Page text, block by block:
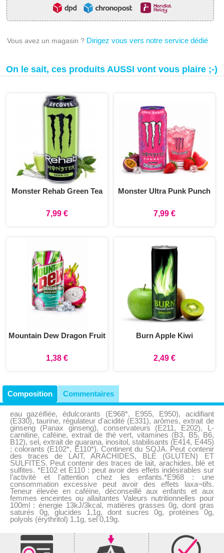
Vous avez un magasin ? Dirigez vous vers notre service dédié
On le sait, ces produits AUSSI vont vous plaire ;-)
Monster Rehab Green Tea
7,99 €
Monster Ultra Punk Punch
7,99 €
Mountain Dew Dragon Fruit
1,38 €
Burn Apple Kiwi
2,49 €
Composition Commentaires
eau gazéifiée, édulcorants (E968*, E955, E950), acidifiant
(E330), taurine, régulateur d'acidité (E331), arômes, extrait de
ginseng (Panax ginseng), conservateurs (E211, E202), L-
carnitine, caféine, extrait de thé vert, vitamines (B3, B5, B6,
B12), sel, extrait de guarana, inositol, stabilisants (E414, E445)
; colorants (E102*, E110*). Continent du SOJA. Peut contenir
des traces de LAIT, ARACHIDES, BLÉ (GLUTEN) ET
SULFITES. Peut contenir des traces de lait, arachides, blé et
sulfites. *E102 et E110 : peut avoir des effets indésirables sur
l’activité et l’attention chez les enfants.*E968 : une
consommation excessive peut avoir des effets laxa¬tifs.
Teneur élevée en caféine, déconseillé aux enfants et aux
femmes enceintes ou allaitantes Valeurs nutritionnelles pour
100ml : énergie 13kJ/3kcal, matières grasses 0g, dont gras
saturés 0g, glucides 1,1g, dont sucres 0g, protéines 0g,
polyols (érythritol) 1,1g, sel 0,19g.